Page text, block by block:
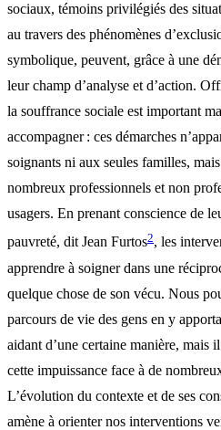
sociaux, témoins privilégiés des
au travers des phénomènes
symbolique, peuvent, grâce à une
leur champ d’analyse et d’action.
la souffrance sociale est important
accompagner : ces démarches
soignants ni aux seules familles,
nombreux professionnels et non
usagers. En prenant conscience de
pauvreté, dit Jean Furtos2, les
apprendre à soigner dans une
quelque chose de son vécu. Nous
parcours de vie des gens en y
aidant d’une certaine manière, mais
cette impuissance face à de
L’évolution du contexte et de ses
amène à orienter nos interventions